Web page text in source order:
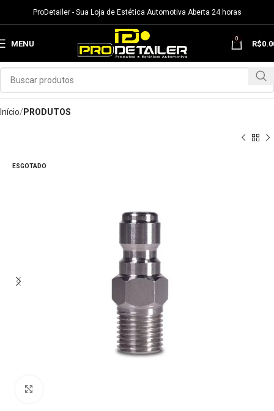
ProDetailer - Sua Loja de Estética Automotiva Aberta 24 horas
MENU
0
R$
Início PRODUTOS
ESGOTADO